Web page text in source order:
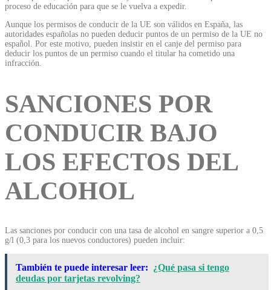
proceso de educación para que se le vuelva a expedir.
Aunque los permisos de conducir de la UE son válidos en España, las
autoridades españolas no pueden deducir puntos de un permiso de la UE no
español. Por este motivo, pueden insistir en el canje del permiso para
deducir los puntos de un permiso cuando el titular ha cometido una
infracción.
SANCIONES POR
CONDUCIR BAJO
LOS EFECTOS DEL
ALCOHOL
Las sanciones por conducir con una tasa de alcohol en sangre superior a 0,5
g/l (0,3 para los nuevos conductores) pueden incluir:
También te puede interesar leer: ¿Qué pasa si tengo
deudas por tarjetas revolving?